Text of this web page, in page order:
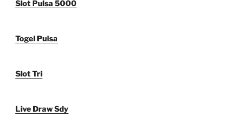
Slot Pulsa 5000
Togel Pulsa
Slot Tri
Live Draw Sdy